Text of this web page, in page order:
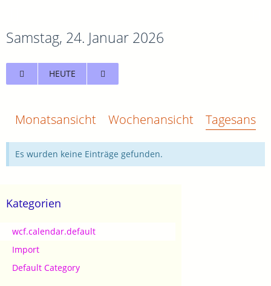
Samstag, 24. Januar 2026
HEUTE
Monatsansicht Wochenansicht
Es wurden keine Einträge gefunden.
Kategorien
wcf.calendar.default
Import
Default Category